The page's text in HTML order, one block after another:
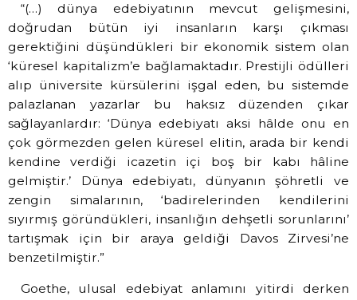
“(…) dünya edebiyatının mevcut gelişmesini,
doğrudan bütün iyi insanların karşı çıkması
gerektiğini düşündükleri bir ekonomik sistem olan
‘küresel kapitalizm’e bağlamaktadır. Prestijli ödülleri
alıp üniversite kürsülerini işgal eden, bu sistemde
palazlanan yazarlar bu haksız düzenden çıkar
sağlayanlardır: ‘Dünya edebiyatı aksi hâlde onu en
çok görmezden gelen küresel elitin, arada bir kendi
kendine verdiği icazetin içi boş bir kabı hâline
gelmiştir.’ Dünya edebiyatı, dünyanın şöhretli ve
zengin simalarının, ‘badirelerinden kendilerini
sıyırmış göründükleri, insanlığın dehşetli sorunlarını’
tartışmak için bir araya geldiği Davos Zirvesi’ne
benzetilmiştir.”
Goethe, ulusal edebiyat anlamını yitirdi derken